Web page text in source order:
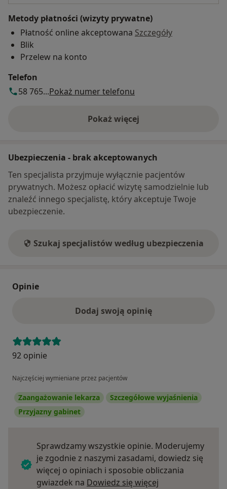
Metody płatności (wizyty prywatne)
Płatność online akceptowana Szczegóły
Blik
Przelew na konto
Telefon
58 765...Pokaż numer telefonu
Pokaż więcej
o adresie
Ubezpieczenia - brak akceptowanych
Ten specjalista przyjmuje wyłącznie pacjentów
prywatnych. Możesz opłacić wizytę samodzielnie lub
znaleźć innego specjalistę, który akceptuje Twoje
ubezpieczenie.
Szukaj specjalistów według ubezpieczenia
Opinie
Dodaj swoją opinię
92 opinie
Najczęściej wymieniane przez pacjentów
Zaangażowanie lekarza
Szczegółowe wyjaśnienia
Przyjazny gabinet
Sprawdzamy wszystkie opinie. Moderujemy
je zgodnie z naszymi zasadami, dowiedz się
więcej o opiniach i sposobie obliczania
gwiazdek na Dowiedz się więcej